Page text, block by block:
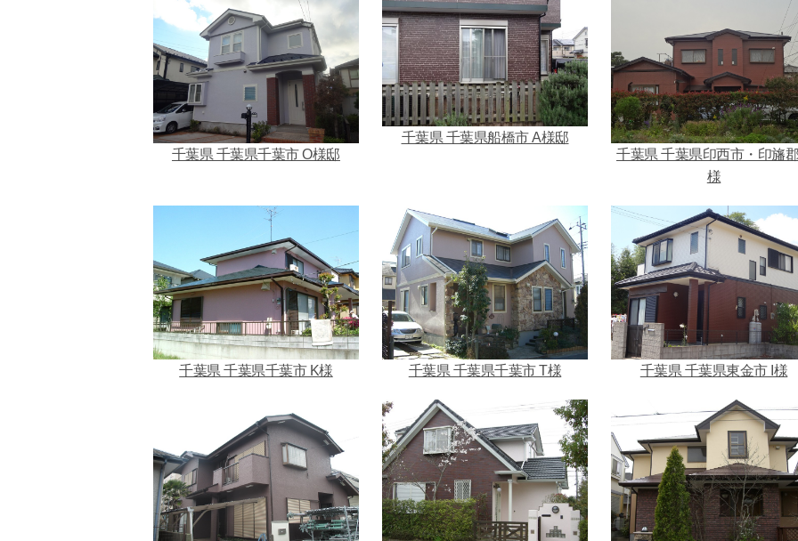
千葉県 千葉県千葉市 O様邸
千葉県 千葉県船橋市 A様邸
千葉県 千葉県印西市・印旛
様
千葉県 千葉県千葉市 K様 千葉県 千葉県千葉市 T様 千葉県 千葉県東金市 I様